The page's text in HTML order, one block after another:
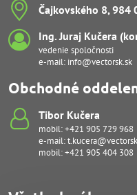
Čajkovského 8, 984
Ing​. Juraj Kučera
vedenie spoločnosti
e-mail: info@vectorsk.sk
Obchodné
Tibor Kučera
mobil:+421 905 729 968
e-mail:
mobil:+421 905 404 308